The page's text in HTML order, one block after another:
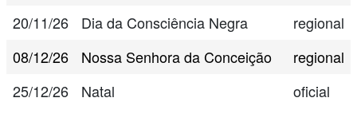
20/11/26
Dia da Consciência Negra
regional
08/12/26
Nossa Senhora da Conceição
regional
25/12/26
Natal oficial